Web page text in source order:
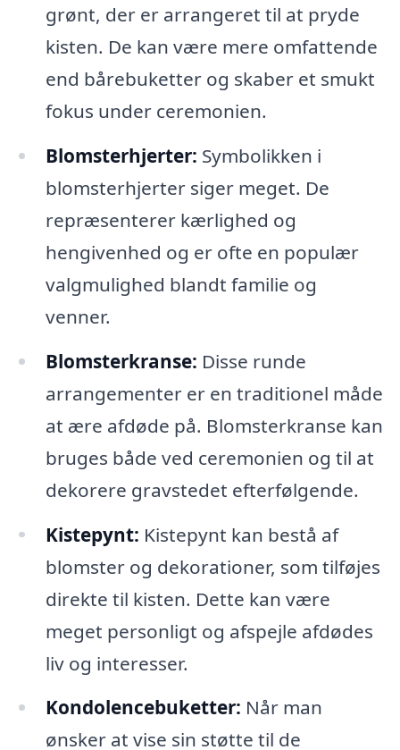
grønt, der er arrangeret til at pryde
kisten. De kan være mere omfattende
end bårebuketter og skaber et smukt
fokus under ceremonien.
Blomsterhjerter: Symbolikken i
blomsterhjerter siger meget. De
repræsenterer kærlighed og
hengivenhed og er ofte en populær
valgmulighed blandt familie og
venner.
Blomsterkranse: Disse runde
arrangementer er en traditionel måde
at ære afdøde på. Blomsterkranse kan
bruges både ved ceremonien og til at
dekorere gravstedet efterfølgende.
Kistepynt: Kistepynt kan bestå af
blomster og dekorationer, som tilføjes
direkte til kisten. Dette kan være
meget personligt og afspejle afdødes
liv og interesser.
Kondolencebuketter: Når man
ønsker at vise sin støtte til de